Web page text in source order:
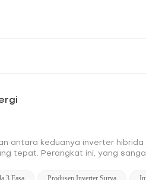
antara keduanya inverter
tepat. Perangkat ini, yang
kesenjangan ini secara
3 Fasa Produsen Inverter Surya